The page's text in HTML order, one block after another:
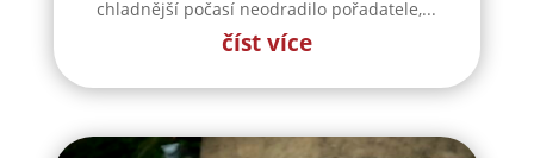
chladnější počasí neodradilo pořadatele,...
číst více